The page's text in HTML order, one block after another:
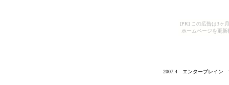
[PR] この広告は3ヶ
ホームページを更
2007.4 エンターブレイン